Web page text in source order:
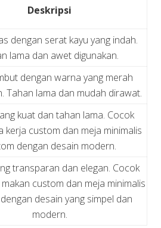
Deskripsi
dengan serat kayu yang indah.
lama dan awet digunakan.
dengan warna yang merah
Tahan lama dan mudah dirawat.
kuat dan tahan lama. Cocok
kerja custom dan meja minimalis
dengan desain modern.
transparan dan elegan. Cocok
custom dan meja minimalis
desain yang simpel dan
modern.